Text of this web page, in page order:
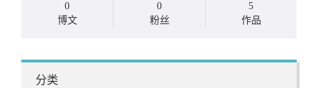
0
博文
0
粉丝
5
作品
分类